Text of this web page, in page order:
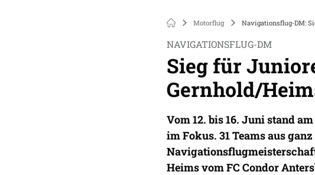
Motorflug Navigationsflug-DM:
NAVIGATIONSFLUG-DM
Sieg für
Gernhold/
Vom 12. bis 16. Juni stand
im Fokus. 31 Teams aus
Heims vom FC Condor